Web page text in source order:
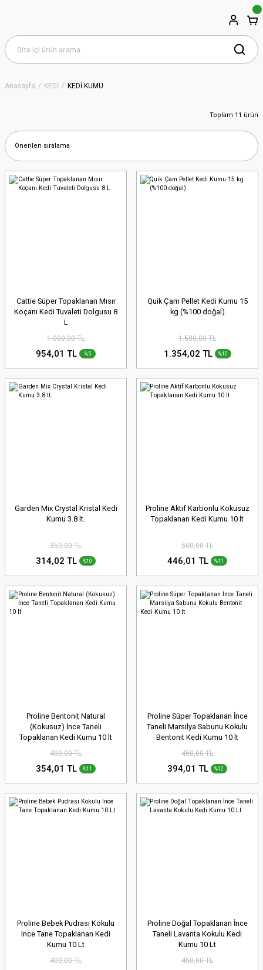
Anasayfa KEDİ KEDİ KUMU
Toplam 11 ürün
Cattie Süper Topaklanan Mısır
Koçanı Kedi Tuvaleti Dolgusu 8
L
1.000,00 TL
954,01 TL %5
Quik Çam Pellet Kedi Kumu 15
kg (%100 doğal)
1.500,00 TL
1.354,02 TL %10
Garden Mix Crystal Kristal Kedi
Kumu 3.8 lt.
350,00 TL
314,02 TL %10
Proline Aktif Karbonlu Kokusuz
Topaklanan Kedi Kumu 10 lt
500,00 TL
446,01 TL %11
Proline Bentonit Natural
(Kokusuz) İnce Taneli
Topaklanan Kedi Kumu 10 lt
400,00 TL
354,01 TL %11
Proline Süper Topaklanan İnce
Taneli Marsilya Sabunu Kokulu
Bentonit Kedi Kumu 10 lt
450,00 TL
394,01 TL %12
Proline Bebek Pudrası Kokulu
Ince Tane Topaklanan Kedi
Kumu 10 Lt
400,00 TL
Proline Doğal Topaklanan İnce
Taneli Lavanta Kokulu Kedi
Kumu 10 Lt
450,00 TL